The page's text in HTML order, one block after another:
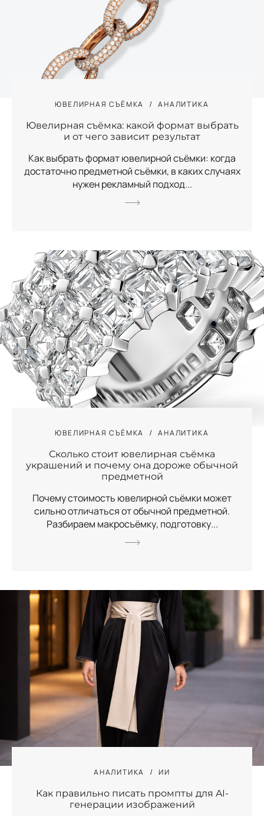
ЮВЕЛИРНАЯ СЪЁМКА АНАЛИТИКА
Ювелирная съёмка: какой формат выбрать
и от чего зависит результат
Как выбрать формат ювелирной съёмки: когда
достаточно предметной съёмки, в каких случаях
нужен рекламный подход...
ЮВЕЛИРНАЯ СЪЁМКА АНАЛИТИКА
Сколько стоит ювелирная съёмка
украшений и почему она дороже обычной
предметной
Почему стоимость ювелирной съёмки может
сильно отличаться от обычной предметной.
Разбираем макросъёмку, подготовку...
АНАЛИТИКА ИИ
Как правильно писать промпты для AI-
генерации изображений